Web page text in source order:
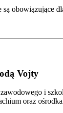
Vojty
i
oraz